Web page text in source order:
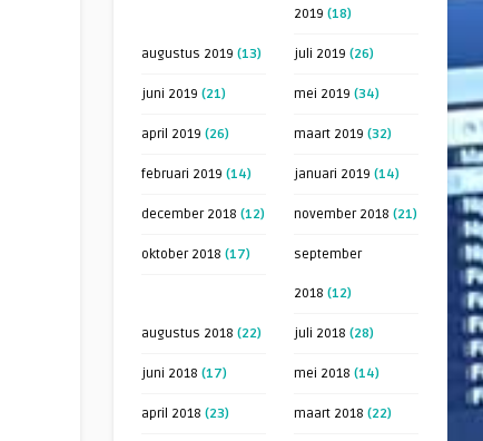
2019 (18)
augustus 2019 (13) juli 2019 (26)
juni 2019 (21) mei 2019 (34)
april 2019 (26) maart 2019 (32)
februari 2019 (14) januari 2019 (14)
december 2018 (12) november 2018 (21)
oktober 2018 (17) september
2018 (12)
augustus 2018 (22) juli 2018 (28)
juni 2018 (17) mei 2018 (14)
april 2018 (23) maart 2018 (22)